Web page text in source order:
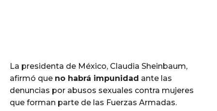
La presidenta de México, Claudia Sheinbaum,
afirmó que no habrá impunidad ante las
denuncias por abusos sexuales contra mujeres
que forman parte de las Fuerzas Armadas.